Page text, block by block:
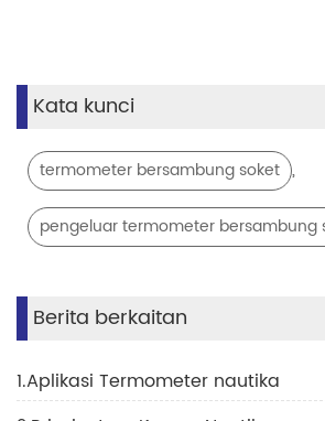
Kata kunci
termometer bersambung soket ,
pengeluar termometer bersambung
Berita berkaitan
1.Aplikasi Termometer nautika